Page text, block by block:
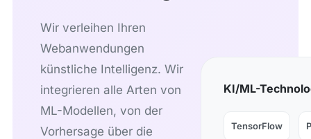
Wir verleihen Ihren
Webanwendungen
künstliche Intelligenz. Wir
integrieren alle Arten von
ML-Modellen, von der
Vorhersage über die
KI/ML-
TensorFlow